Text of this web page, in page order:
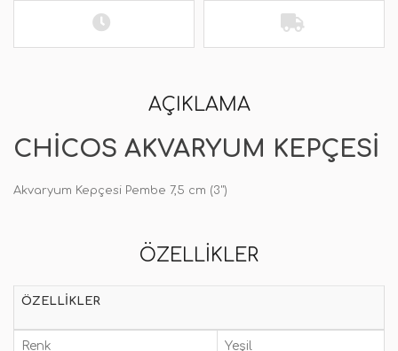
AÇIKLAMA
CHICOS AKVARYUM KEPÇESI
Akvaryum Kepçesi Pembe 7,5 cm (3")
ÖZELLIKLER
ÖZELLIKLER
Renk Yeşil